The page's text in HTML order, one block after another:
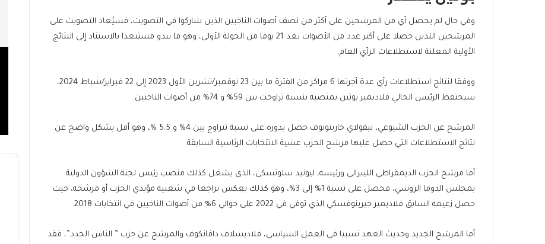
وفي حال لم يحصل أي من المرشحين على أكثر من نصف أصوات الناخبين الذين شاركوا في التصويت، فسيُعاد التصويت على
المرشحين اللذين حصلا على أكبر عدد من الأصوات بعد 21 يوما من الجولة الأولى، وهو ما يبدو مستبعدا بالاستناد إلى النتائج
الأولية المعلنة لاستطلاعات الرأي العام.
ووفقا لنتائج استطلاعات رأي عدة أجرتها 6 مراكز من الفترة ما بين 23 نوفمبر/تشرين الأول 2023 إلى 22 فبراير/شباط 2024،
سيحتفظ الرئيس الحالي فلاديمير بوتين بمنصبه بنسبة تراوحت بين 59% و 74% من أصوات الناخبين.
المرشح عن الحزب الشيوعي، نيقولاي خاريتونوف حصل بدوره على نسبة تتراوح بين 4% و 5.5 %، وهو أقل بشكل واضح عن
نتائج الاستطلاعات التي حصل عليها مرشح الحزب عشية الانتخابات الرئاسية السابقة.
أما مرشح الحزب الديمقراطي الليبرالي ورئيسه، ليونيد سلوتسكي، الذي يشغل كذلك منصب رئيس لجنة الشؤون الدولية
بمجلس الدوما الروسي، فحصل على نسبة 1% إلى 3%، وهو كذلك يعكس تراجعا في شعبية مؤيدي الحزب أو مرشحه، حيث
حصل زعيمه السابق فلاديمير جيرينوفسكي الذي توفي في 2022 على حوالي 6% من أصوات الناخبين في انتخابات 2018.
أما المرشح الجديد وحديث العهد نسبيا في العمل السياسي، فلاديسلاف دافانكوف والمرشح عن حزب ” الناس الجدد”، فقد